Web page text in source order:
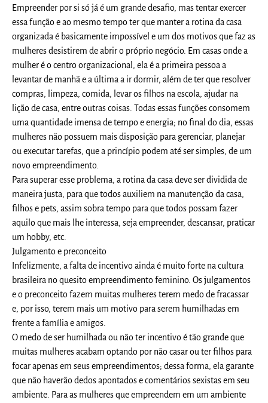
Empreender por si só já é um grande desafio, mas tentar exercer
essa função e ao mesmo tempo ter que manter a rotina da casa
organizada é basicamente impossível e um dos motivos que faz as
mulheres desistirem de abrir o próprio negócio. Em casas onde a
mulher é o centro organizacional, ela é a primeira pessoa a
levantar de manhã e a última a ir dormir, além de ter que resolver
compras, limpeza, comida, levar os filhos na escola, ajudar na
lição de casa, entre outras coisas. Todas essas funções consomem
uma quantidade imensa de tempo e energia; no final do dia, essas
mulheres não possuem mais disposição para gerenciar, planejar
ou executar tarefas, que a princípio podem até ser simples, de um
novo empreendimento.
Para superar esse problema, a rotina da casa deve ser dividida de
maneira justa, para que todos auxiliem na manutenção da casa,
filhos e pets, assim sobra tempo para que todos possam fazer
aquilo que mais lhe interessa, seja empreender, descansar, praticar
um hobby, etc.
Julgamento e preconceito
Infelizmente, a falta de incentivo ainda é muito forte na cultura
brasileira no quesito empreendimento feminino. Os julgamentos
e o preconceito fazem muitas mulheres terem medo de fracassar
e, por isso, terem mais um motivo para serem humilhadas em
frente a família e amigos.
O medo de ser humilhada ou não ter incentivo é tão grande que
muitas mulheres acabam optando por não casar ou ter filhos para
focar apenas em seus empreendimentos; dessa forma, ela garante
que não haverão dedos apontados e comentários sexistas em seu
ambiente. Para as mulheres que empreendem em um ambiente